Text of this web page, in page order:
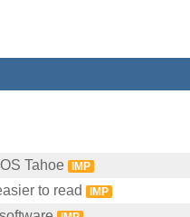
Tahoe IMP
to read IMP